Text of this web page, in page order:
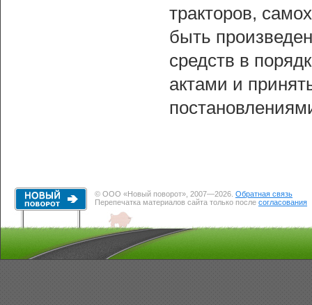
тракторов,
быть
средств в
актами и
© ООО «Новый поворот», 2007—2026. Обратная связь
Перепечатка материалов сайта только после согласования